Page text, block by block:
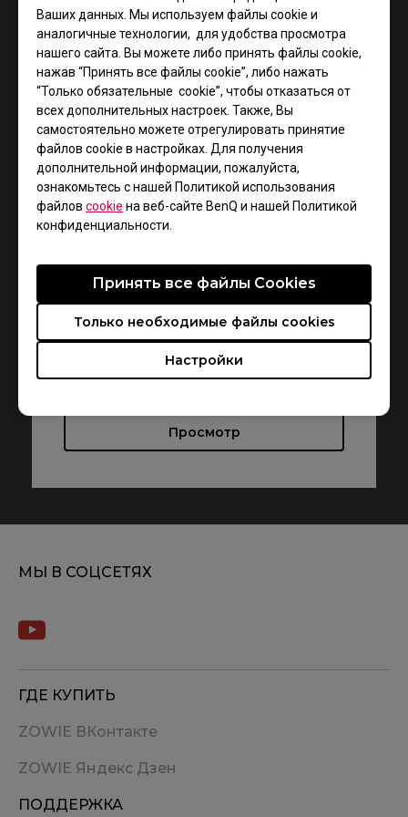
Ваших данных. Мы используем файлы cookie и
аналогичные технологии, для удобства просмотра
нашего сайта. Вы можете либо принять файлы cookie,
нажав “Принять все файлы cookie”, либо нажать
“Только обязательные cookie”, чтобы отказаться от
всех дополнительных настроек. Также, Вы
самостоятельно можете отрегулировать принятие
файлов cookie в настройках. Для получения
дополнительной информации, пожалуйста,
ознакомьтесь с нашей Политикой использования
файлов cookie на веб-сайте BenQ и нашей Политикой
конфиденциальности.
Настройки
Только необходимые файлы cookies
Принять все файлы Сookies
Поддержка - Загрузки - Руководство
пользователя
ZA11-B
Руководство пользователя
Размер : 1.42 MB
Дата : 2022/07/11
Язык : Multi-Language
Просмотр
МЫ В СОЦСЕТЯХ
ГДЕ КУПИТЬ
ZOWIE ВКонтакте
ZOWIE Яндекс Дзен
ПОДДЕРЖКА